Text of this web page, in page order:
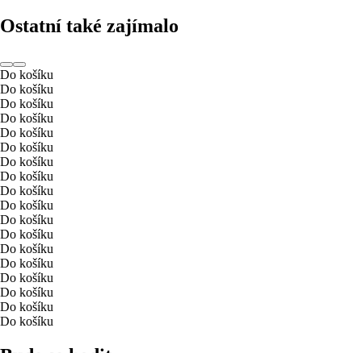
Ostatní také zajímalo
Do košíku
Do košíku
Do košíku
Do košíku
Do košíku
Do košíku
Do košíku
Do košíku
Do košíku
Do košíku
Do košíku
Do košíku
Do košíku
Do košíku
Do košíku
Do košíku
Do košíku
Do košíku